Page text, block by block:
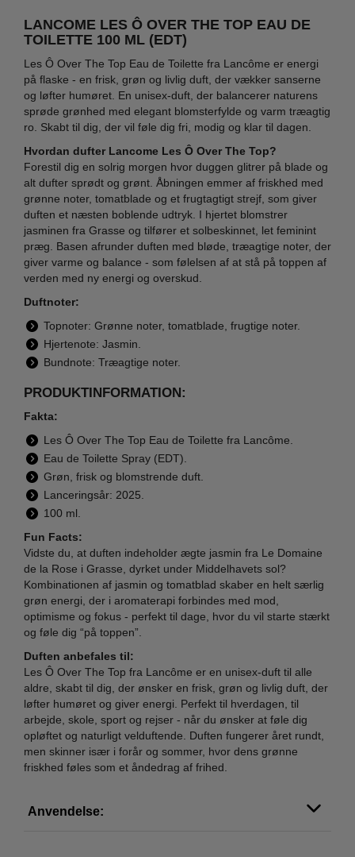
LANCOME LES Ô OVER THE TOP EAU DE
TOILETTE 100 ML (EDT)
Les Ô Over The Top Eau de Toilette fra Lancôme er energi
på flaske - en frisk, grøn og livlig duft, der vækker sanserne
og løfter humøret. En unisex-duft, der balancerer naturens
sprøde grønhed med elegant blomsterfylde og varm træagtig
ro. Skabt til dig, der vil føle dig fri, modig og klar til dagen.
Hvordan dufter Lancome Les Ô Over The Top?
Forestil dig en solrig morgen hvor duggen glitrer på blade og
alt dufter sprødt og grønt. Åbningen emmer af friskhed med
grønne noter, tomatblade og et frugtagtigt strejf, som giver
duften et næsten boblende udtryk. I hjertet blomstrer
jasminen fra Grasse og tilfører et solbeskinnet, let feminint
præg. Basen afrunder duften med bløde, træagtige noter, der
giver varme og balance - som følelsen af at stå på toppen af
verden med ny energi og overskud.
Duftnoter:
Topnoter: Grønne noter, tomatblade, frugtige noter.
Hjertenote: Jasmin.
Bundnote: Træagtige noter.
PRODUKTINFORMATION:
Fakta:
Les Ô Over The Top Eau de Toilette fra Lancôme.
Eau de Toilette Spray (EDT).
Grøn, frisk og blomstrende duft.
Lanceringsår: 2025.
100 ml.
Fun Facts:
Vidste du, at duften indeholder ægte jasmin fra Le Domaine
de la Rose i Grasse, dyrket under Middelhavets sol?
Kombinationen af jasmin og tomatblad skaber en helt særlig
grøn energi, der i aromaterapi forbindes med mod,
optimisme og fokus - perfekt til dage, hvor du vil starte stærkt
og føle dig “på toppen”.
Duften anbefales til:
Les Ô Over The Top fra Lancôme er en unisex-duft til alle
aldre, skabt til dig, der ønsker en frisk, grøn og livlig duft, der
løfter humøret og giver energi. Perfekt til hverdagen, til
arbejde, skole, sport og rejser - når du ønsker at føle dig
opløftet og naturligt velduftende. Duften fungerer året rundt,
men skinner især i forår og sommer, hvor dens grønne
friskhed føles som et åndedrag af frihed.
Anvendelse: